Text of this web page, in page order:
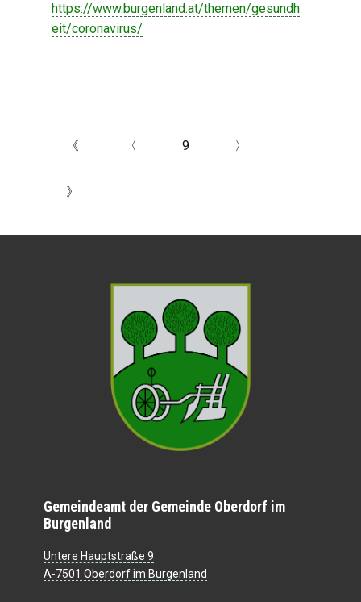
https://www.burgenland.at/themen/gesundh
eit/coronavirus/
《 〈 9 〉
》
Gemeindeamt der Gemeinde Oberdorf im
Burgenland
Untere Hauptstraße 9
A-7501 Oberdorf im Burgenland